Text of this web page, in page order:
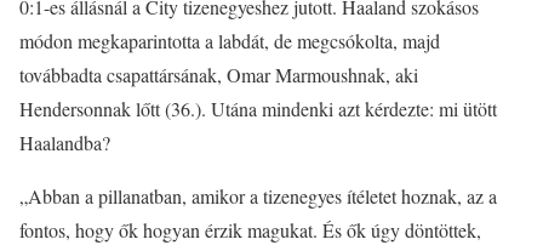
0:1-es állásnál a City tizenegyeshez jutott. Haaland szokásos
módon megkaparintotta a labdát, de megcsókolta, majd
továbbadta csapattársának, Omar Marmoushnak, aki
Hendersonnak lőtt (36.). Utána mindenki azt kérdezte: mi ütött
Haalandba?
„Abban a pillanatban, amikor a tizenegyes ítéletet hoznak, az a
fontos, hogy ők hogyan érzik magukat. És ők úgy döntöttek,